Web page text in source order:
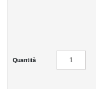
Quantità